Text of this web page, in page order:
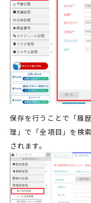
保存を行うことで「履
理」で「全項目」を検
されます。